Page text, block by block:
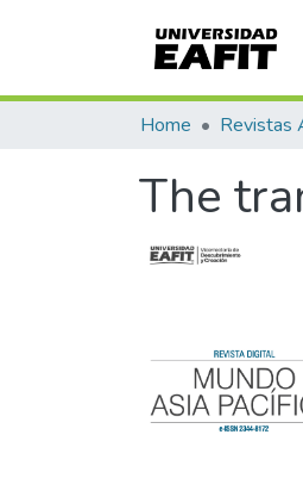
Home Revistas
The